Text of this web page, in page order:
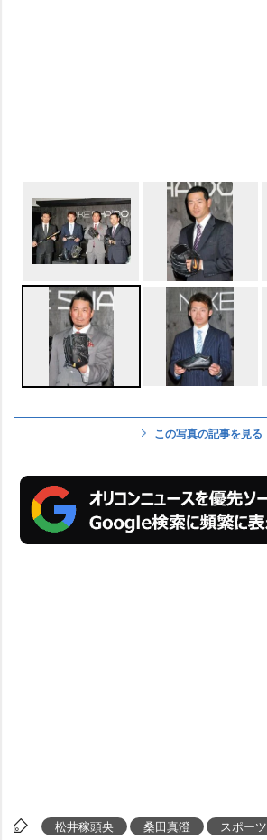
この写真の記事を見る
松井稼頭央 桑田真澄 スポーツ